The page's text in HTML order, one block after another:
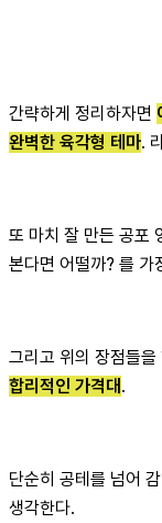
간략하게 정리하자면
완벽한 육각형 테마.
또 마치 잘 만든 공포
본다면 어떨까? 를 가
그리고 위의 장점들
합리적인 가격대 .
단순히 공테를 넘어
생각한다.